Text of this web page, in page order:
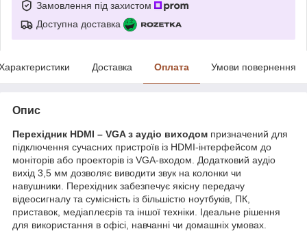
Замовлення під захистом
Доступна доставка
Доставка Оплата Умови повернення
Опис
Перехідник HDMI – VGA з аудіо виходом призначений для
підключення сучасних пристроїв із HDMI-інтерфейсом до
моніторів або проекторів із VGA-входом. Додатковий аудіо
вихід 3,5 мм дозволяє виводити звук на колонки чи
навушники. Перехідник забезпечує якісну передачу
відеосигналу та сумісність із більшістю ноутбуків, ПК,
приставок, медіаплеєрів та іншої техніки. Ідеальне рішення
для використання в офісі, навчанні чи домашніх умовах.